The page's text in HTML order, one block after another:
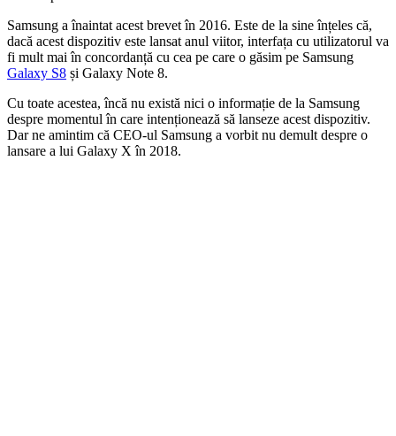
Samsung a înaintat acest brevet în 2016. Este de la sine înțeles că,
dacă acest dispozitiv este lansat anul viitor, interfața cu utilizatorul va
fi mult mai în concordanță cu cea pe care o găsim pe Samsung
Galaxy S8 și Galaxy Note 8.
Cu toate acestea, încă nu există nici o informație de la Samsung
despre momentul în care intenționează să lanseze acest dispozitiv.
Dar ne amintim că CEO-ul Samsung a vorbit nu demult despre o
lansare a lui Galaxy X în 2018.